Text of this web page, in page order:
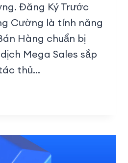
Đăng Ký Trước
Cường là tính năng
Hàng chuẩn bị
Mega Sales sắp
thủ…